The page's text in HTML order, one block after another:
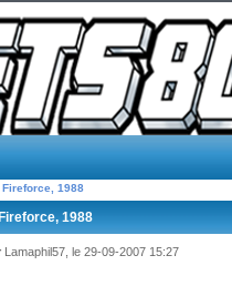
Fireforce, 1988
1988
Lamaphil57, le 29-09-2007 15:27